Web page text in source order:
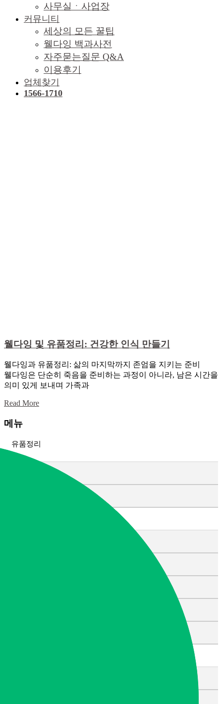
사무실ㆍ사업장
커뮤니티
세상의 모든 꿀팁
웰다잉 백과사전
자주묻는질문 Q&A
이용후기
업체찾기
1566-1710
웰다잉 및 유품정리: 건강한 인식 만들기
웰다잉과 유품정리: 삶의 마지막까지 존엄을 지키는 준비
웰다잉은 단순히 죽음을 준비하는 과정이 아니라, 남은 시간을
의미 있게 보내며 가족과
Read More
메뉴
유품정리